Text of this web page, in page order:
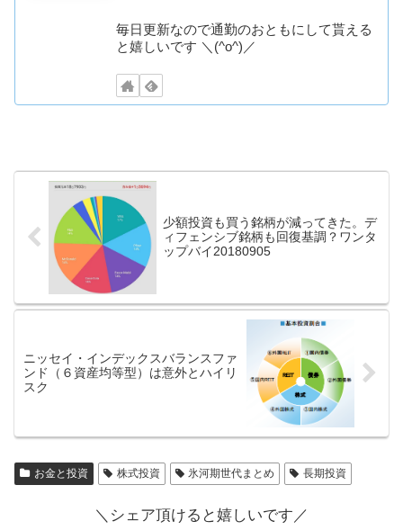
毎日更新なので通勤のおともにして貰える
と嬉しいです ＼(^o^)／
少額投資も買う銘柄が減ってきた。デ
ィフェンシブ銘柄も回復基調？ワンタ
ップバイ20180905
ニッセイ・インデックスバランスファ
ンド（６資産均等型）は意外とハイリ
スク
お金と投資 株式投資 氷河期世代まとめ 長期投資
＼シェア頂けると嬉しいです／